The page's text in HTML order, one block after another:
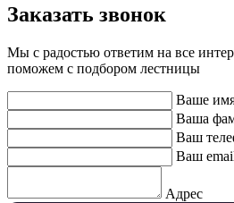
Заказать звонок
Мы с радостью ответим на все
поможем с подбором лестницы
Ваше
Ваша
Ваш
Ваш
Адрес